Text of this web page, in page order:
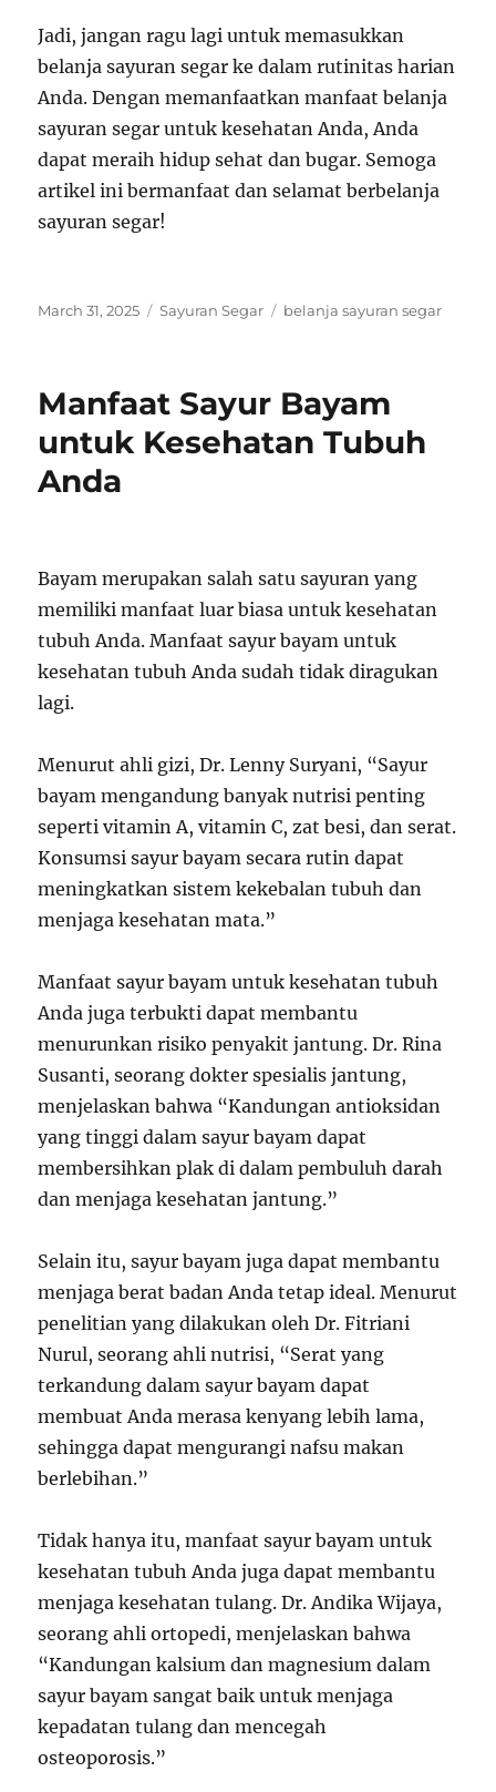
Jadi, jangan ragu lagi untuk memasukkan
belanja sayuran segar ke dalam rutinitas harian
Anda. Dengan memanfaatkan manfaat belanja
sayuran segar untuk kesehatan Anda, Anda
dapat meraih hidup sehat dan bugar. Semoga
artikel ini bermanfaat dan selamat berbelanja
sayuran segar!
Posted
March 31, 2025 Categories
Sayuran Segar Tags
belanja sayuran segar
Manfaat Sayur Bayam
untuk Kesehatan Tubuh
Anda
Bayam merupakan salah satu sayuran yang
memiliki manfaat luar biasa untuk kesehatan
tubuh Anda. Manfaat sayur bayam untuk
kesehatan tubuh Anda sudah tidak diragukan
lagi.
Menurut ahli gizi, Dr. Lenny Suryani, “Sayur
bayam mengandung banyak nutrisi penting
seperti vitamin A, vitamin C, zat besi, dan serat.
Konsumsi sayur bayam secara rutin dapat
meningkatkan sistem kekebalan tubuh dan
menjaga kesehatan mata.”
Manfaat sayur bayam untuk kesehatan tubuh
Anda juga terbukti dapat membantu
menurunkan risiko penyakit jantung. Dr. Rina
Susanti, seorang dokter spesialis jantung,
menjelaskan bahwa “Kandungan antioksidan
yang tinggi dalam sayur bayam dapat
membersihkan plak di dalam pembuluh darah
dan menjaga kesehatan jantung.”
Selain itu, sayur bayam juga dapat membantu
menjaga berat badan Anda tetap ideal. Menurut
penelitian yang dilakukan oleh Dr. Fitriani
Nurul, seorang ahli nutrisi, “Serat yang
terkandung dalam sayur bayam dapat
membuat Anda merasa kenyang lebih lama,
sehingga dapat mengurangi nafsu makan
berlebihan.”
Tidak hanya itu, manfaat sayur bayam untuk
kesehatan tubuh Anda juga dapat membantu
menjaga kesehatan tulang. Dr. Andika Wijaya,
seorang ahli ortopedi, menjelaskan bahwa
“Kandungan kalsium dan magnesium dalam
sayur bayam sangat baik untuk menjaga
kepadatan tulang dan mencegah
osteoporosis.”